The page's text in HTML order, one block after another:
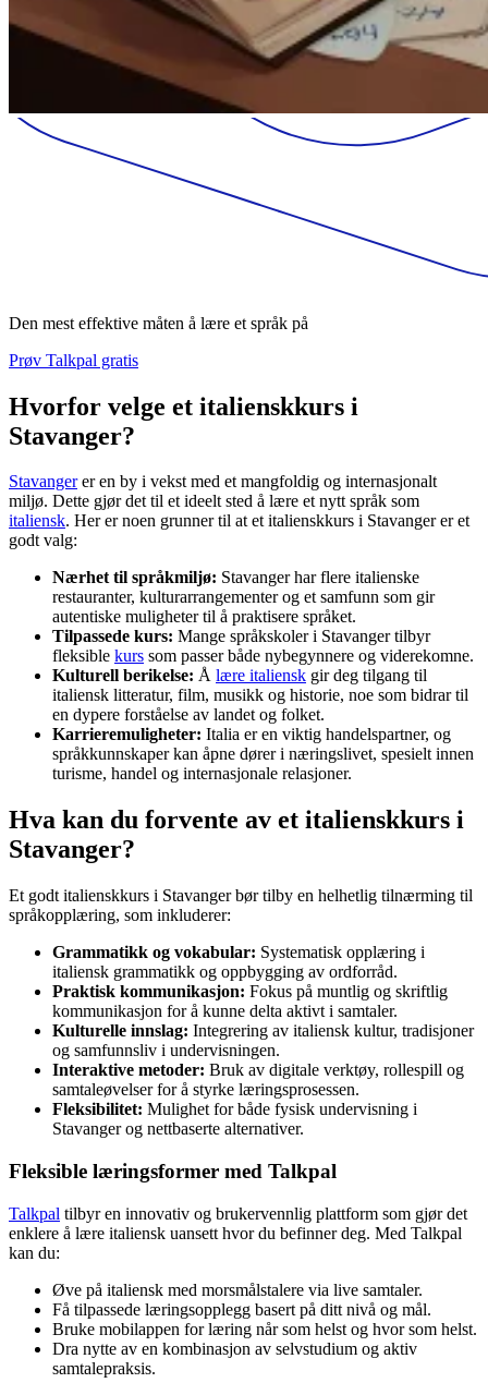
Den mest effektive måten å lære et språk på
Prøv Talkpal gratis
Hvorfor velge et italienskkurs i
Stavanger?
Stavangerer en by i vekst med et mangfoldig og internasjonalt
miljø. Dette gjør det til et ideelt sted å lære et nytt språk som
italiensk. Her er noen grunner til at et italienskkurs i Stavanger er et
godt valg:
Nærhet til språkmiljø: Stavanger har flere italienske
restauranter, kulturarrangementer og et samfunn som gir
autentiske muligheter til å praktisere språket.
Tilpassede kurs: Mange språkskoler i Stavanger tilbyr
fleksible kurs som passer både nybegynnere og viderekomne.
Kulturell berikelse: Å lære italiensk gir deg tilgang til
italiensk litteratur, film, musikk og historie, noe som bidrar til
en dypere forståelse av landet og folket.
Karrieremuligheter: Italia er en viktig handelspartner, og
språkkunnskaper kan åpne dører i næringslivet, spesielt innen
turisme, handel og internasjonale relasjoner.
Hva kan du forvente av et italienskkurs i
Stavanger?
Et godt italienskkurs i Stavanger bør tilby en helhetlig tilnærming til
språkopplæring, som inkluderer:
Grammatikk og vokabular: Systematisk opplæring i
italiensk grammatikk og oppbygging av ordforråd.
Praktisk kommunikasjon: Fokus på muntlig og skriftlig
kommunikasjon for å kunne delta aktivt i samtaler.
Kulturelle innslag: Integrering av italiensk kultur, tradisjoner
og samfunnsliv i undervisningen.
Interaktive metoder: Bruk av digitale verktøy, rollespill og
samtaleøvelser for å styrke læringsprosessen.
Fleksibilitet: Mulighet for både fysisk undervisning i
Stavanger og nettbaserte alternativer.
Fleksible læringsformer med Talkpal
Talkpal tilbyr en innovativ og brukervennlig plattform som gjør det
enklere å lære italiensk uansett hvor du befinner deg. Med Talkpal
kan du:
Øve på italiensk med morsmålstalere via live samtaler.
Få tilpassede læringsopplegg basert på ditt nivå og mål.
Bruke mobilappen for læring når som helst og hvor som helst.
Dra nytte av en kombinasjon av selvstudium og aktiv
samtalepraksis.